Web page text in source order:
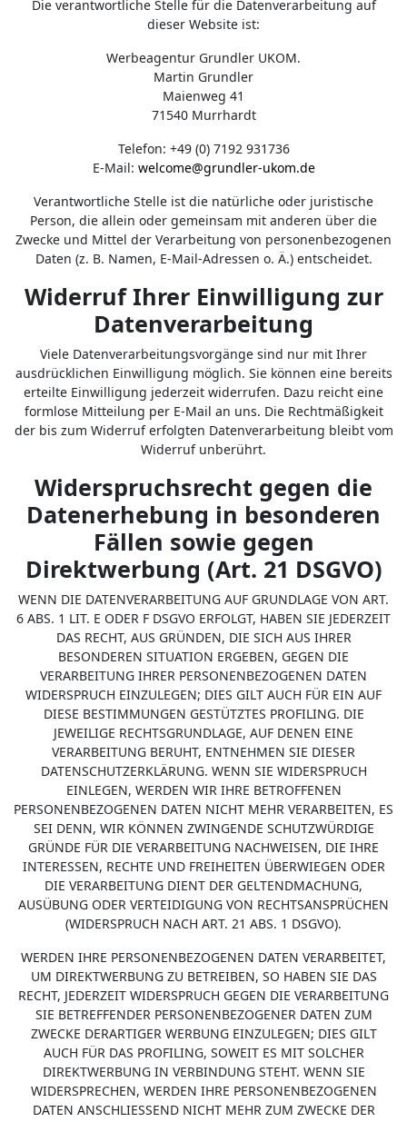
Die verantwortliche Stelle für die Datenverarbeitung auf
dieser Website ist:
Werbeagentur Grundler UKOM.
Martin Grundler
Maienweg 41
71540 Murrhardt
Telefon: +49 (0) 7192 931736
E-Mail: welcome@grundler-ukom.de
Verantwortliche Stelle ist die natürliche oder juristische
Person, die allein oder gemeinsam mit anderen über die
Zwecke und Mittel der Verarbeitung von personenbezogenen
Daten (z. B. Namen, E-Mail-Adressen o. Ä.) entscheidet.
Widerruf Ihrer Einwilligung zur
Datenverarbeitung
Viele Datenverarbeitungsvorgänge sind nur mit Ihrer
ausdrücklichen Einwilligung möglich. Sie können eine bereits
erteilte Einwilligung jederzeit widerrufen. Dazu reicht eine
formlose Mitteilung per E-Mail an uns. Die Rechtmäßigkeit
der bis zum Widerruf erfolgten Datenverarbeitung bleibt vom
Widerruf unberührt.
Widerspruchsrecht gegen die
Datenerhebung in besonderen
Fällen sowie gegen
Direktwerbung (Art. 21 DSGVO)
WENN DIE DATENVERARBEITUNG AUF GRUNDLAGE VON ART.
6 ABS. 1 LIT. E ODER F DSGVO ERFOLGT, HABEN SIE JEDERZEIT
DAS RECHT, AUS GRÜNDEN, DIE SICH AUS IHRER
BESONDEREN SITUATION ERGEBEN, GEGEN DIE
VERARBEITUNG IHRER PERSONENBEZOGENEN DATEN
WIDERSPRUCH EINZULEGEN; DIES GILT AUCH FÜR EIN AUF
DIESE BESTIMMUNGEN GESTÜTZTES PROFILING. DIE
JEWEILIGE RECHTSGRUNDLAGE, AUF DENEN EINE
VERARBEITUNG BERUHT, ENTNEHMEN SIE DIESER
DATENSCHUTZERKLÄRUNG. WENN SIE WIDERSPRUCH
EINLEGEN, WERDEN WIR IHRE BETROFFENEN
PERSONENBEZOGENEN DATEN NICHT MEHR VERARBEITEN, ES
SEI DENN, WIR KÖNNEN ZWINGENDE SCHUTZWÜRDIGE
GRÜNDE FÜR DIE VERARBEITUNG NACHWEISEN, DIE IHRE
INTERESSEN, RECHTE UND FREIHEITEN ÜBERWIEGEN ODER
DIE VERARBEITUNG DIENT DER GELTENDMACHUNG,
AUSÜBUNG ODER VERTEIDIGUNG VON RECHTSANSPRÜCHEN
(WIDERSPRUCH NACH ART. 21 ABS. 1 DSGVO).
WERDEN IHRE PERSONENBEZOGENEN DATEN VERARBEITET,
UM DIREKTWERBUNG ZU BETREIBEN, SO HABEN SIE DAS
RECHT, JEDERZEIT WIDERSPRUCH GEGEN DIE VERARBEITUNG
SIE BETREFFENDER PERSONENBEZOGENER DATEN ZUM
ZWECKE DERARTIGER WERBUNG EINZULEGEN; DIES GILT
AUCH FÜR DAS PROFILING, SOWEIT ES MIT SOLCHER
DIREKTWERBUNG IN VERBINDUNG STEHT. WENN SIE
WIDERSPRECHEN, WERDEN IHRE PERSONENBEZOGENEN
DATEN ANSCHLIESSEND NICHT MEHR ZUM ZWECKE DER